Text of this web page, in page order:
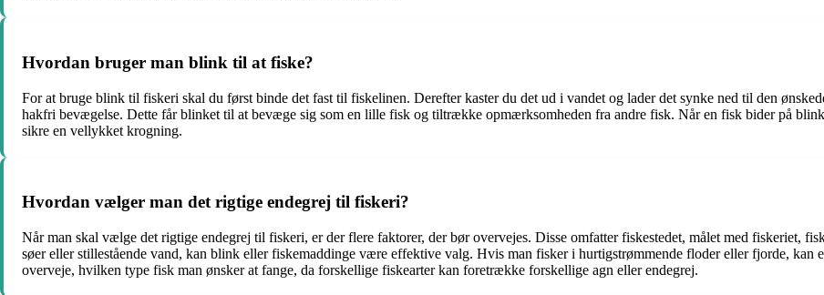
Hvordan bruger man blink til at fiske?
For at bruge blink til fiskeri skal du først binde det fast til fiskelinen. Derefter kaster du det ud i vandet og lader det synke ned til den
hakfri bevægelse. Dette får blinket til at bevæge sig som en lille fisk og tiltrække opmærksomheden fra andre fisk. Når en fisk bider på
sikre en vellykket krogning.
Hvordan vælger man det rigtige endegrej til fiskeri?
Når man skal vælge det rigtige endegrej til fiskeri, er der flere faktorer, der bør overvejes. Disse omfatter fiskestedet, målet med fiskeriet,
søer eller stillestående vand, kan blink eller fiskemaddinge være effektive valg. Hvis man fisker i hurtigstrømmende floder eller fjorde, kan
overveje, hvilken type fisk man ønsker at fange, da forskellige fiskearter kan foretrække forskellige agn eller endegrej.